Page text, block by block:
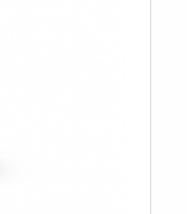
de
sobre
que não
qualidade e
ficam de fora
apenas o
por